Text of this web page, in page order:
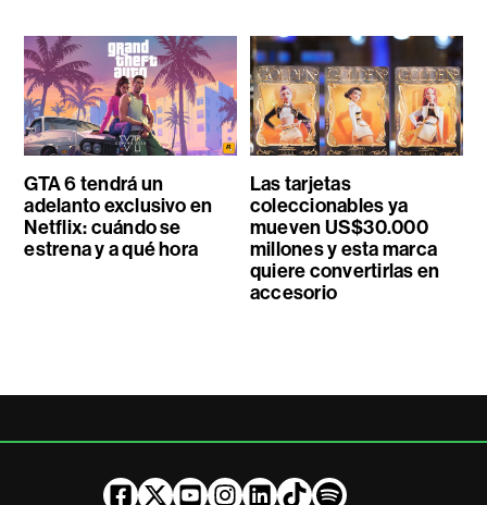
GTA 6 tendrá un
adelanto exclusivo en
Netflix: cuándo se
estrena y a qué hora
Las tarjetas
coleccionables ya
mueven US$30.000
millones y esta marca
quiere convertirlas en
accesorio